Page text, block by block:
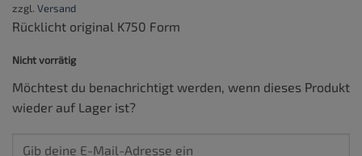
zzgl. Versand
Rücklicht original K750 Form
Nicht vorrätig
Möchtest du benachrichtigt werden, wenn dieses Produkt
wieder auf Lager ist?